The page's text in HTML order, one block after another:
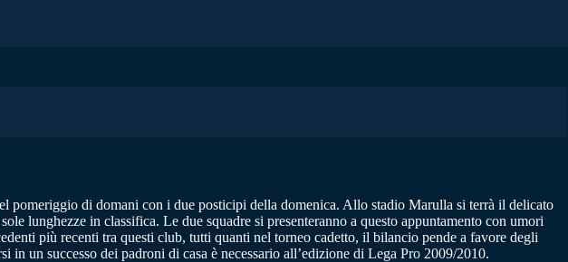
pomeriggio di domani con i due posticipi della domenica. Allo stadio Marulla si terrà il delicato
lunghezze in classifica. Le due squadre si presenteranno a questo appuntamento con umori
più recenti tra questi club, tutti quanti nel torneo cadetto, il bilancio pende a favore degli
un successo dei padroni di casa è necessario all’edizione di Lega Pro 2009/2010.